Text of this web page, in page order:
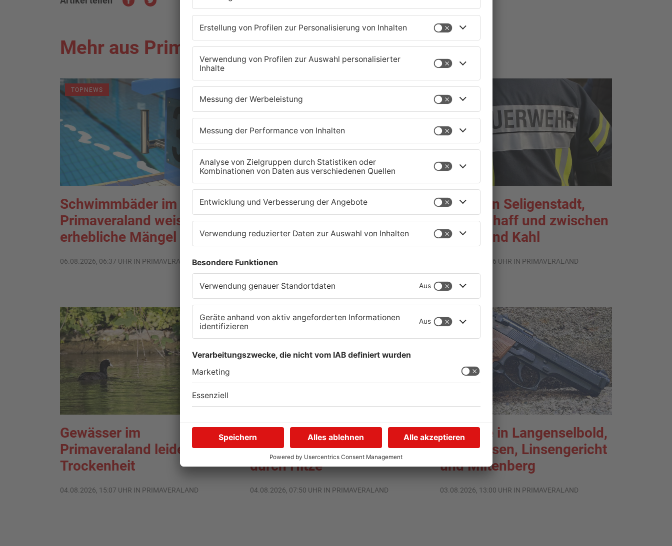
Mehr aus Primaveraland
TOPNEWS
Schwimmbäder im
Primaveraland weisen teils
erhebliche Mängel auf
06.08.2026, 06:37 UHR IN PRIMAVERALAND
Waldbrandgefahr im
Primaveraland bleibt
weiterhin sehr hoch
06.08.2026, 06:34 UHR IN PRIMAVERALAND
TOPNEWS
Brände in Seligenstadt,
Waldaschaff und zwischen
Hanau und Kahl
05.08.2026, 06:36 UHR IN PRIMAVERALAND
Gewässer im
Primaveraland leiden unter
Trockenheit
04.08.2026, 15:07 UHR IN PRIMAVERALAND
TOPNEWS
Kliniken im Primaveraland
melden mehr Patienten
durch Hitze
04.08.2026, 07:50 UHR IN PRIMAVERALAND
Schüsse in Langenselbold,
Gelnhausen, Linsengericht
und Miltenberg
03.08.2026, 13:00 UHR IN PRIMAVERALAND